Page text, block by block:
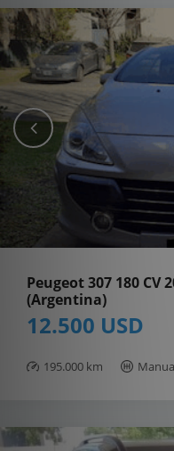
Peugeot 307 180 CV
(Argentina)
12.500 USD
195.000 km